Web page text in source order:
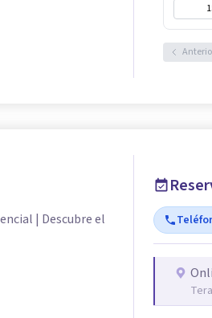
| Descubre el